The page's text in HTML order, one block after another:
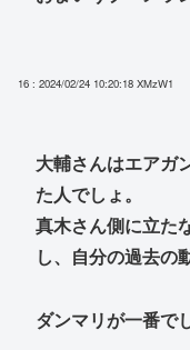
16 : 2024/02/24 10:20:18 XMzW1
大輔さんはエアガ
た人でしょ。
真木さん側に立た
し、自分の過去の
ダンマリが一番で